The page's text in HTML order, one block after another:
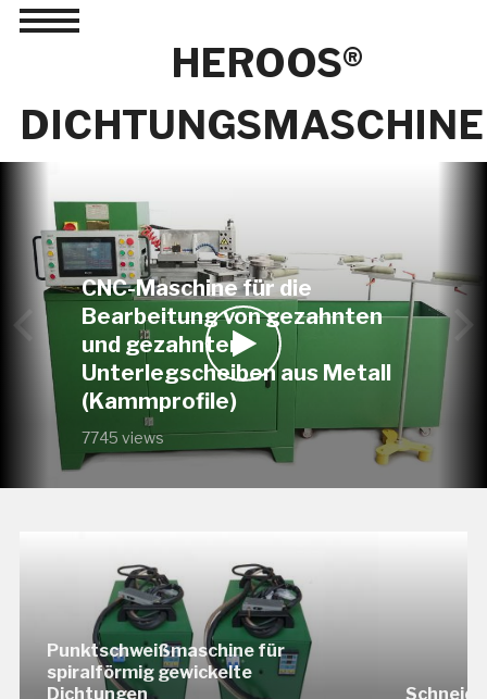
Toggle
HEROOS®
CNC-Maschine für die
Bearbeitung von gezahnten
und gezahnten
Unterlegscheiben aus Metall
(Kammprofile)
7745 views
Punktschweißmaschine für
spiralförmig gewickelte
Dichtungen